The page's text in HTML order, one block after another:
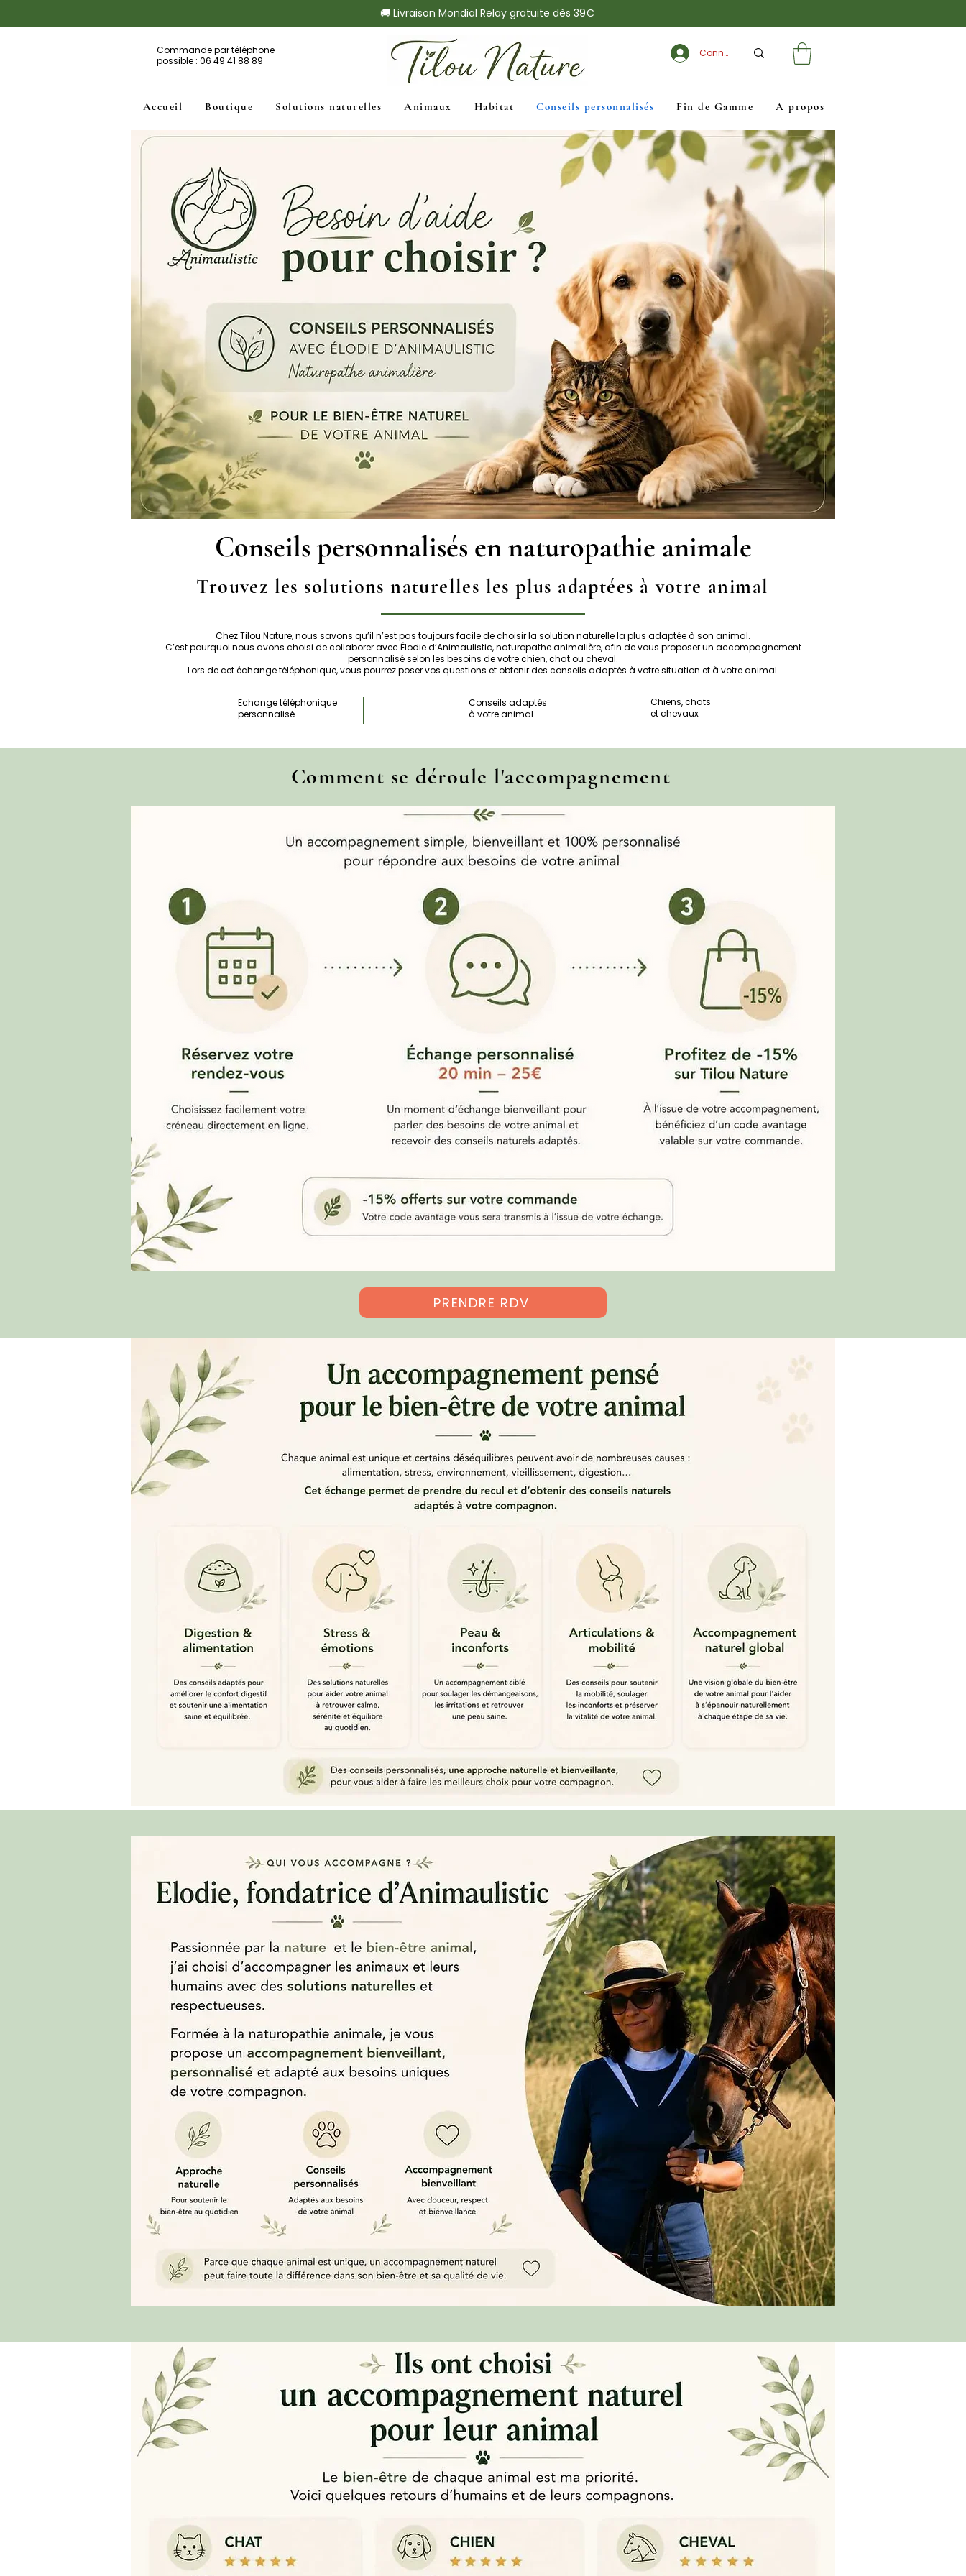
🚚 Livraison Mondial Relay gratuite dès 39€
Commande par téléphone
possible : 06 49 41 88 89
Connexion
Accueil Boutique Solutions naturelles Animaux Habitat Conseils personnalisés Fin de Gamme A propos
Conseils personnalisés en naturopathie animale
Trouvez les solutions naturelles les plus adaptées à votre animal
Chez Tilou Nature, nous savons qu’il n’est pas toujours facile de choisir la solution naturelle la plus adaptée à son animal.
C’est pourquoi nous avons choisi de collaborer avec Élodie d’Animaulistic, naturopathe animalière, afin de vous proposer un accompagnement
personnalisé selon les besoins de votre chien, chat ou cheval.
Lors de cet échange téléphonique, vous pourrez poser vos questions et obtenir des conseils adaptés à votre situation et à votre animal.
Echange téléphonique
personnalisé
Conseils adaptés
à votre animal
Chiens, chats
et chevaux
Comment se déroule l'accompagnement
PRENDRE RDV